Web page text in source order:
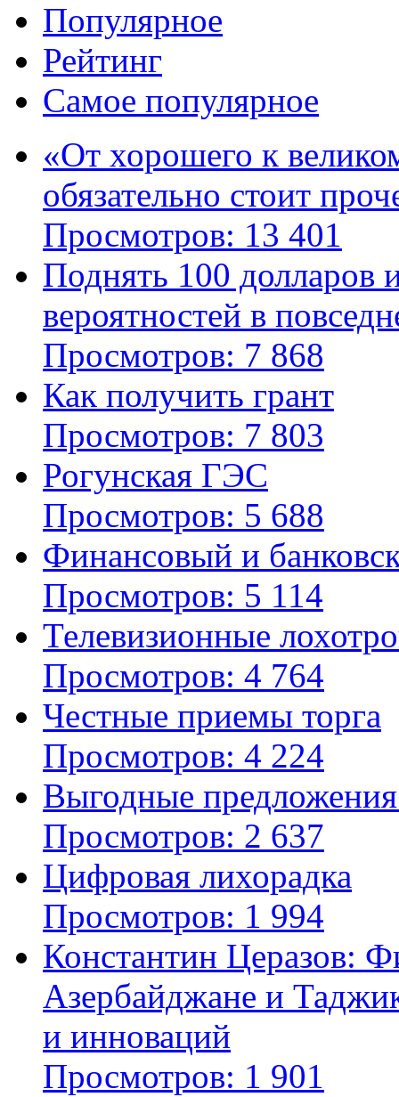
Популярное
Рейтинг
Самое популярное
«От хорошего к
обязательно стоит
Просмотров: 13 401
Поднять 100 долларов
вероятностей в
Просмотров: 7 868
Как получить грант
Просмотров: 7 803
Рогунская ГЭС
Просмотров: 5 688
Финансовый и
Просмотров: 5 114
Телевизионные
Просмотров: 4 764
Честные приемы торга
Просмотров: 4 224
Выгодные
Просмотров: 2 637
Цифровая лихорадка
Просмотров: 1 994
Константин Церазов:
Азербайджане и
и инноваций
Просмотров: 1 901